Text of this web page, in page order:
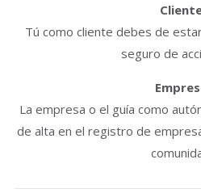
Tú como cliente debes de
seguro de
La empresa o el guía como
de alta en el registro de